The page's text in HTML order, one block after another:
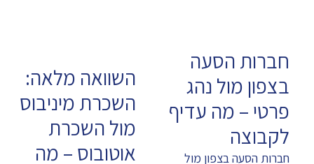
חברות הסעה
בצפון מול נהג
פרטי – מה עדיף
לקבוצה
חברות הסעה בצפון מול
השוואה מלאה:
השכרת מיניבוס
מול השכרת
אוטובוס – מה